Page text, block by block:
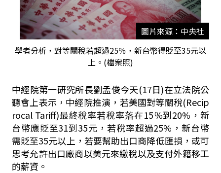
圖片來源：中央社
學者分析，對等關稅若超過25％，新台幣得貶至35元以
上。(檔案照)
中經院第一研究所長劉孟俊今天(17日)在立法院公
聽會上表示，中經院推演，若美國對等關稅(Recip
rocal Tariff)最終稅率若稅率落在15％到20%，新
台幣應貶至31到35元，若稅率超過25%，新台幣
需貶至35元以上，若要幫助出口商降低匯損，或可
思考允許出口廠商以美元來繳稅以及支付外籍移工
的薪資。